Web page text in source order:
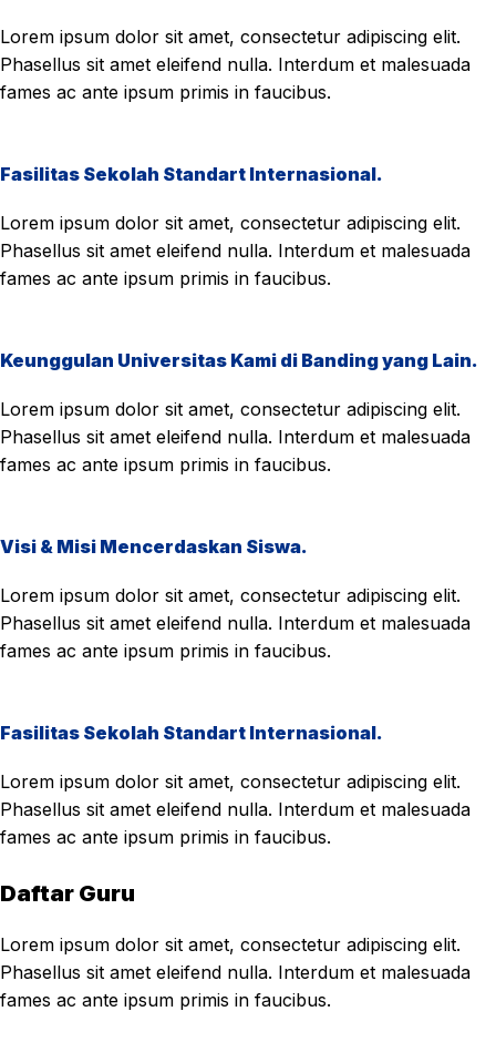
Lorem ipsum dolor sit amet, consectetur adipiscing elit.
Phasellus sit amet eleifend nulla. Interdum et malesuada
fames ac ante ipsum primis in faucibus.
Fasilitas Sekolah Standart Internasional.
Lorem ipsum dolor sit amet, consectetur adipiscing elit.
Phasellus sit amet eleifend nulla. Interdum et malesuada
fames ac ante ipsum primis in faucibus.
Keunggulan Universitas Kami di Banding yang Lain.
Lorem ipsum dolor sit amet, consectetur adipiscing elit.
Phasellus sit amet eleifend nulla. Interdum et malesuada
fames ac ante ipsum primis in faucibus.
Visi & Misi Mencerdaskan Siswa.
Lorem ipsum dolor sit amet, consectetur adipiscing elit.
Phasellus sit amet eleifend nulla. Interdum et malesuada
fames ac ante ipsum primis in faucibus.
Fasilitas Sekolah Standart Internasional.
Lorem ipsum dolor sit amet, consectetur adipiscing elit.
Phasellus sit amet eleifend nulla. Interdum et malesuada
fames ac ante ipsum primis in faucibus.
Daftar Guru
Lorem ipsum dolor sit amet, consectetur adipiscing elit.
Phasellus sit amet eleifend nulla. Interdum et malesuada
fames ac ante ipsum primis in faucibus.